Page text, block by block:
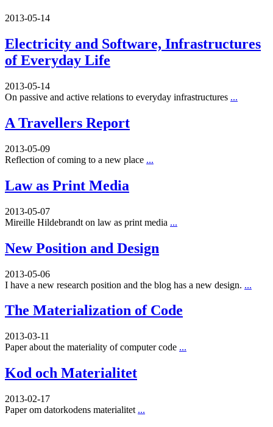
2013-05-14
Electricity and Software, Infrastructures
of Everyday Life
2013-05-14
On passive and active relations to everyday infrastructures ...
A Travellers Report
2013-05-09
Reflection of coming to a new place ...
Law as Print Media
2013-05-07
Mireille Hildebrandt on law as print media ...
New Position and Design
2013-05-06
I have a new research position and the blog has a new design. ...
The Materialization of Code
2013-03-11
Paper about the materiality of computer code ...
Kod och Materialitet
2013-02-17
Paper om datorkodens materialitet ...